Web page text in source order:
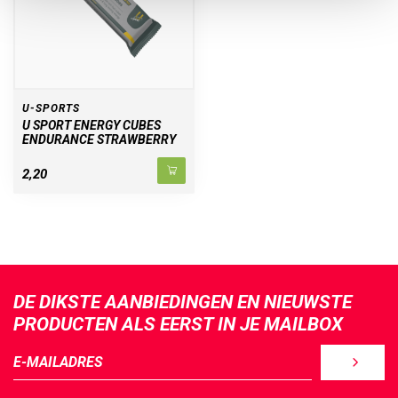
U-SPORTS
U SPORT ENERGY CUBES
ENDURANCE STRAWBERRY
2,20
DE DIKSTE AANBIEDINGEN EN NIEUWSTE
PRODUCTEN ALS EERST IN JE MAILBOX